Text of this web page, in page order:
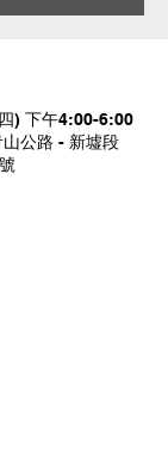
) 下午4:00-6:00
公路 - 新墟段